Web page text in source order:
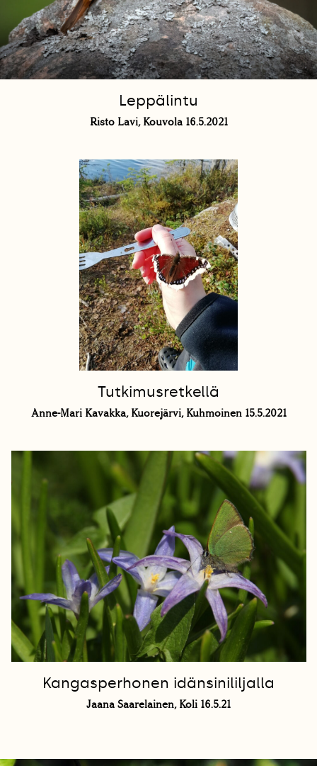
Leppälintu
Risto Lavi, Kouvola 16.5.2021
Tutkimusretkellä
Anne-Mari Kavakka, Kuorejärvi, Kuhmoinen 15.5.2021
Kangasperhonen idänsinililjalla
Jaana Saarelainen, Koli 16.5.21